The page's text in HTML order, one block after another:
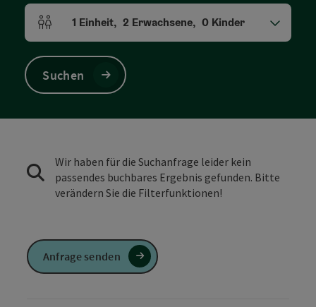
Einheitenanzahl und Personenfelder
1 Einheit, 2 Erwachsene, 0 Kinder
Suchen
Wir haben für die Suchanfrage leider kein
passendes buchbares Ergebnis gefunden. Bitte
verändern Sie die Filterfunktionen!
Anfrage senden